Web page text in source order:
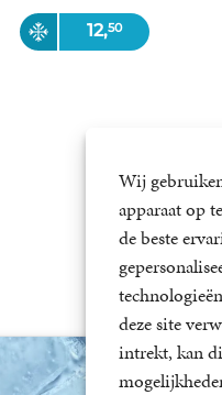
Wij
apparaat op
de beste
deze site
intrekt, kan
12,50
Paperback